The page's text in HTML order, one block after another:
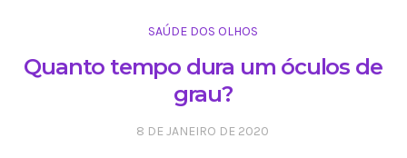
SAÚDE DOS OLHOS
Quanto tempo dura um óculos de
grau?
8 DE JANEIRO DE 2020